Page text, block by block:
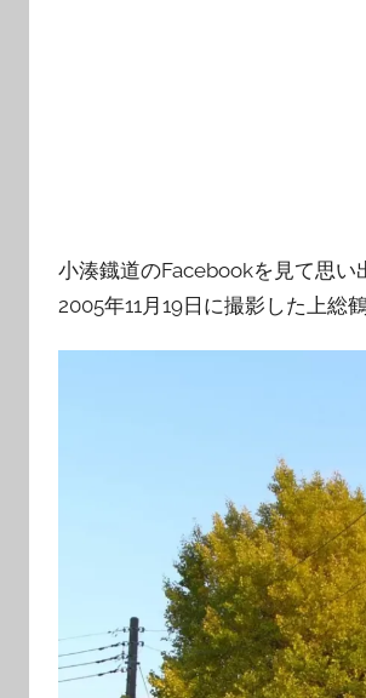
小湊鐡道のFacebookを見て思い
2005年11月19日に撮影した上総